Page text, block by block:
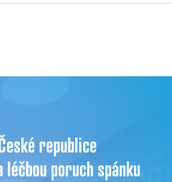
republice
poruch spánku